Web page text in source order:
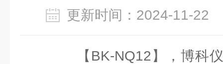
更新时间：2024-11-
【BK-NQ12】，博科仪